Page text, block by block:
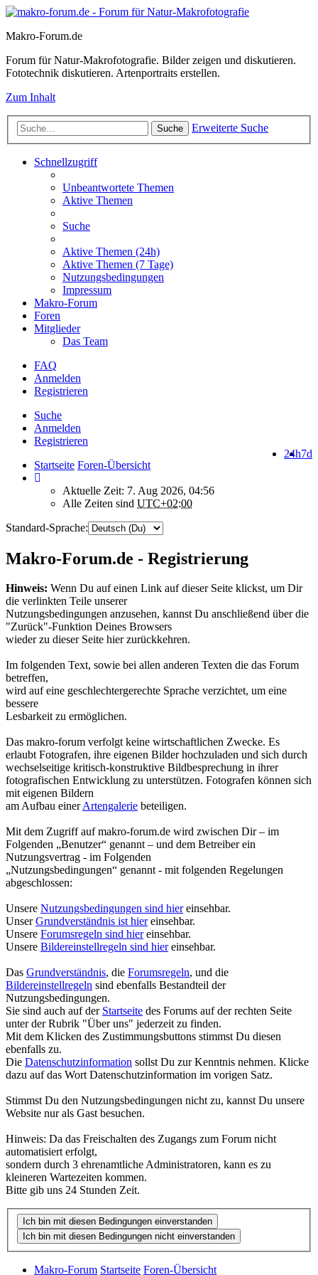
Makro-Forum.de
Forum für Natur-Makrofotografie. Bilder zeigen und diskutieren.
Fototechnik diskutieren. Artenportraits erstellen.
Zum Inhalt
Suche Erweiterte Suche
Schnellzugriff
Unbeantwortete Themen
Aktive Themen
Suche
Aktive Themen (24h)
Aktive Themen (7 Tage)
Nutzungsbedingungen
Impressum
Makro-Forum
Foren
Mitglieder
Das Team
FAQ
Anmelden
Registrieren
Suche
Anmelden
Registrieren
7d
24h
Startseite Foren-Übersicht
Aktuelle Zeit: 7. Aug 2026, 04:56
Alle Zeiten sind UTC+02:00
Standard-Sprache:
Makro-Forum.de - Registrierung
Hinweis: Wenn Du auf einen Link auf dieser Seite klickst, um Dir
die verlinkten Teile unserer
Nutzungsbedingungen anzusehen, kannst Du anschließend über die
"Zurück"-Funktion Deines Browsers
wieder zu dieser Seite hier zurückkehren.
Im folgenden Text, sowie bei allen anderen Texten die das Forum
betreffen,
wird auf eine geschlechtergerechte Sprache verzichtet, um eine
bessere
Lesbarkeit zu ermöglichen.
Das makro-forum verfolgt keine wirtschaftlichen Zwecke. Es
erlaubt Fotografen, ihre eigenen Bilder hochzuladen und sich durch
wechselseitige kritisch-konstruktive Bildbesprechung in ihrer
fotografischen Entwicklung zu unterstützen. Fotografen können sich
mit eigenen Bildern
am Aufbau einerArtengalerie beteiligen.
Mit dem Zugriff auf makro-forum.de wird zwischen Dir – im
Folgenden „Benutzer“ genannt – und dem Betreiber ein
Nutzungsvertrag - im Folgenden
„Nutzungsbedingungen“ genannt - mit folgenden Regelungen
abgeschlossen:
Unsere Nutzungsbedingungen sind hiereinsehbar.
UnserGrundverständnis ist hiereinsehbar.
Unsere Forumsregeln sind hiereinsehbar.
Unsere Bildereinstellregeln sind hiereinsehbar.
Das Grundverständnis, die Forumsregeln, und die
Bildereinstellregeln sind ebenfalls Bestandteil der
Nutzungsbedingungen.
Sie sind auch auf der Startseite des Forums auf der rechten Seite
unter der Rubrik "Über uns" jederzeit zu finden.
Mit dem Klicken des Zustimmungsbuttons stimmst Du diesen
ebenfalls zu.
Die Datenschutzinformation sollst Du zur Kenntnis nehmen. Klicke
dazu auf das Wort Datenschutzinformation im vorigen Satz.
Stimmst Du den Nutzungsbedingungen nicht zu, kannst Du unsere
Website nur als Gast besuchen.
Hinweis: Da das Freischalten des Zugangs zum Forum nicht
automatisiert erfolgt,
sondern durch 3 ehrenamtliche Administratoren, kann es zu
kleineren Wartezeiten kommen.
Bitte gib uns 24 Stunden Zeit.
Makro-Forum Startseite Foren-Übersicht